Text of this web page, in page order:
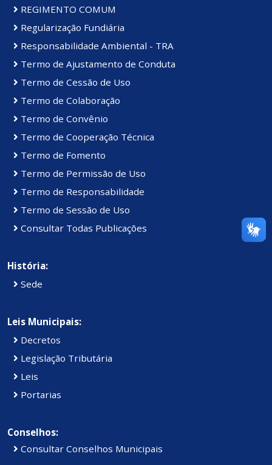
REGIMENTO COMUM
Regularização Fundiária
Responsabilidade Ambiental - TRA
Termo de Ajustamento de Conduta
Termo de Cessão de Uso
Termo de Colaboração
Termo de Convênio
Termo de Cooperação Técnica
Termo de Fomento
Termo de Permissão de Uso
Termo de Responsabilidade
Termo de Sessão de Uso
Consultar Todas Publicações
História:
Sede
Leis Municipais:
Decretos
Legislação Tributária
Leis
Portarias
Conselhos:
Consultar Conselhos Municipais